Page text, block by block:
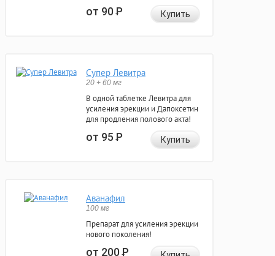
от 90Р Купить
Супер Левитра
20 + 60 мг
В одной таблетке Левитра для
усиления эрекции и Дапоксетин
для продления полового акта!
от 95Р Купить
Аванафил
100 мг
Препарат для усиления эрекции
нового поколения!
от 200Р